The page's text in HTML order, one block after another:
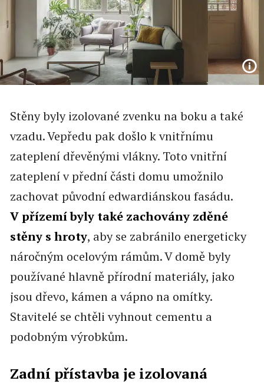
Stěny byly izolované zvenku na boku a také
vzadu. Vepředu pak došlo k vnitřnímu
zateplení dřevěnými vlákny. Toto vnitřní
zateplení v přední části domu umožnilo
zachovat původní edwardiánskou fasádu.
V přízemí byly také zachovány zděné
stěny s hroty, aby se zabránilo energeticky
náročným ocelovým rámům. V domě byly
používané hlavně přírodní materiály, jako
jsou dřevo, kámen a vápno na omítky.
Stavitelé se chtěli vyhnout cementu a
podobným výrobkům.
Zadní přístavba je izolovaná